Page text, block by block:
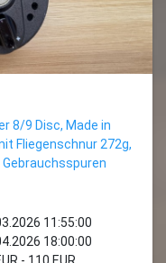
8/9 Disc, Made in
Fliegenschnur 272g,
11:55:00
18:00:00